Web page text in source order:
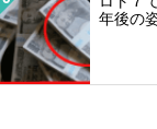
年後の